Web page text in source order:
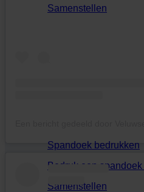
Samenstellen
Spandoek bedrukken
Bedruk een
Samenstellen